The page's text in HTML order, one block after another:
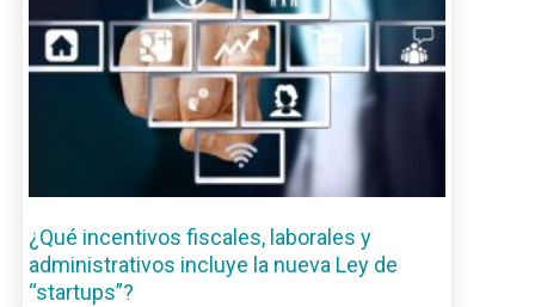
¿Qué incentivos fiscales, laborales y
administrativos incluye la nueva Ley de
“startups”?